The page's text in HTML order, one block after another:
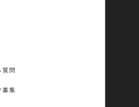
質問
募集